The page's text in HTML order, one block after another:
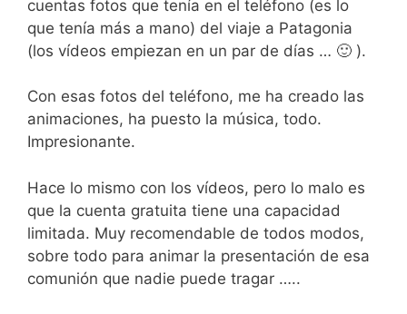
cuentas fotos que tenía en el teléfono (es lo
que tenía más a mano) del viaje a Patagonia
(los vídeos empiezan en un par de días … 🙂 ).
Con esas fotos del teléfono, me ha creado las
animaciones, ha puesto la música, todo.
Impresionante.
Hace lo mismo con los vídeos, pero lo malo es
que la cuenta gratuita tiene una capacidad
limitada. Muy recomendable de todos modos,
sobre todo para animar la presentación de esa
comunión que nadie puede tragar …..